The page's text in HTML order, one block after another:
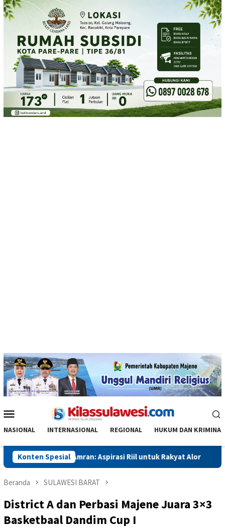
Loncat
ke
Mobile
NASIONAL INTERNASIONAL REGIONAL HUKUM DAN KRIMINAL
Konten Spesial
Mentan Amran: Aspirasi Riil untuk Rakyat Alor
Beranda SULAWESI BARAT
District A dan Perbasi Majene Juara 3×3
Basketbaal Dandim Cup I